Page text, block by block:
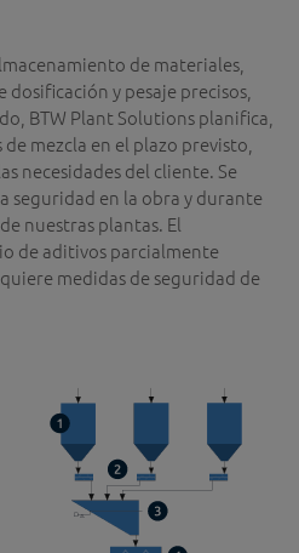
de materiales,
dosificación y pesaje precisos,
BTW Plant Solutions planifica,
mezcla en el plazo previsto,
necesidades del cliente. Se
seguridad en la obra y durante
nuestras plantas. El
de aditivos parcialmente
medidas de seguridad de